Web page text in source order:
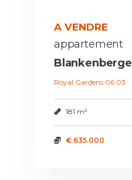
A VENDRE
appartement
Blankenberge
Royal Gardens 06.03
181 m²
€ 635.000